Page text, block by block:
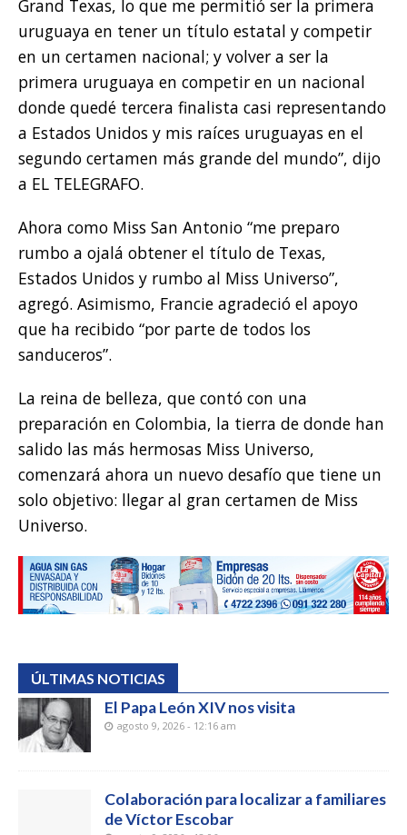
Grand Texas, lo que me permitió ser la primera
uruguaya en tener un título estatal y competir
en un certamen nacional; y volver a ser la
primera uruguaya en competir en un nacional
donde quedé tercera finalista casi representando
a Estados Unidos y mis raíces uruguayas en el
segundo certamen más grande del mundo”, dijo
a EL TELEGRAFO.
Ahora como Miss San Antonio “me preparo
rumbo a ojalá obtener el título de Texas,
Estados Unidos y rumbo al Miss Universo”,
agregó. Asimismo, Francie agradeció el apoyo
que ha recibido “por parte de todos los
sanduceros”.
La reina de belleza, que contó con una
preparación en Colombia, la tierra de donde han
salido las más hermosas Miss Universo,
comenzará ahora un nuevo desafío que tiene un
solo objetivo: llegar al gran certamen de Miss
Universo.
ÚLTIMAS NOTICIAS
El Papa León XIV nos visita
agosto 9, 2026 - 12:16 am
Colaboración para localizar a familiares
de Víctor Escobar